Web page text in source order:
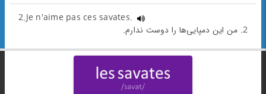
2.Je n'aime pas ces savates.
2. من این دمپایی‌ها را دوست ندارم.